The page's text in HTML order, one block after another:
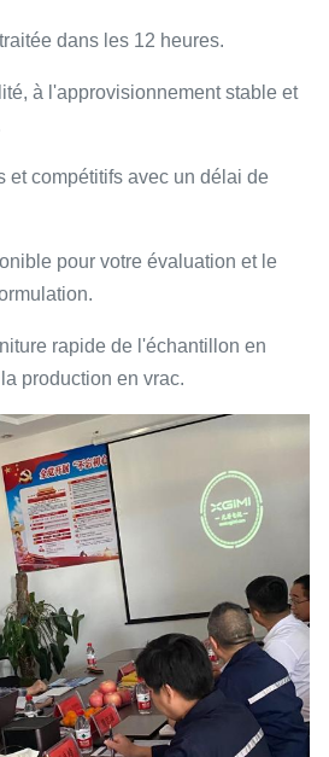
dans les 12 heures.
à l'approvisionnement stable et
et compétitifs avec un délai de
pour votre évaluation et le
rapide de l'échantillon en
production en vrac.